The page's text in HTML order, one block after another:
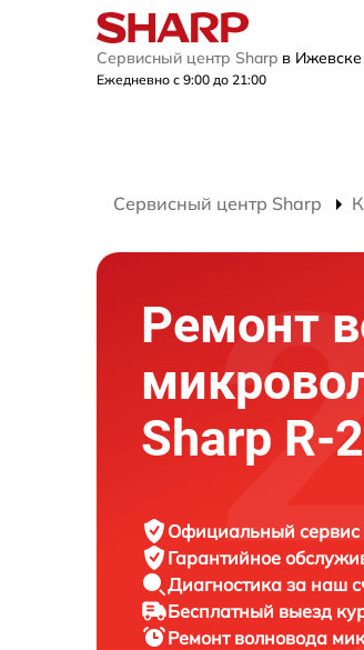
Сервисный центр Sharp в Ижевске
Ежедневно с 9:00 до 21:00
Сервисный центр Sharp
Ремонт
Sharp R-
Официальный сервис
Гарантийное
Диагностика за наш
Бесплатный выезд
Ремонт волновода